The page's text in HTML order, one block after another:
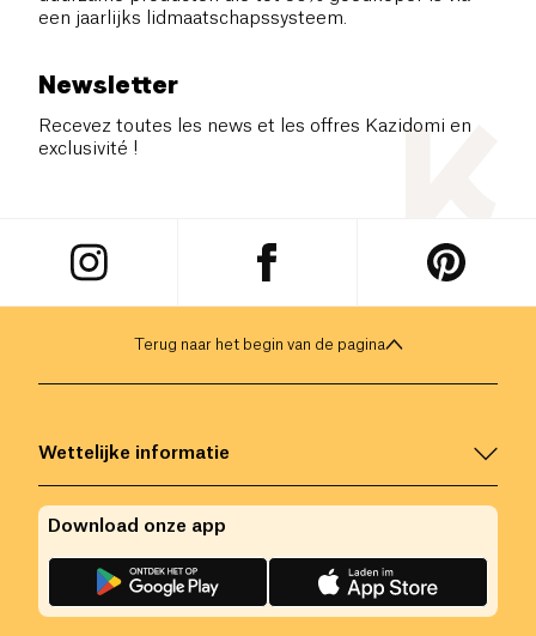
een jaarlijks lidmaatschapssysteem.
Newsletter
Recevez toutes les news et les offres Kazidomi en
exclusivité !
Terug naar het begin van de pagina
Wettelijke informatie
Download onze app